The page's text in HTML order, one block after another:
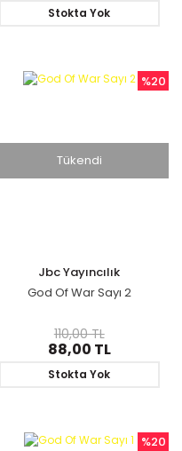
Stokta Yok
%20
Tükendi
Jbc Yayıncılık
God Of War Sayı 2
88,00 TL
110,00 TL
Stokta Yok
%20